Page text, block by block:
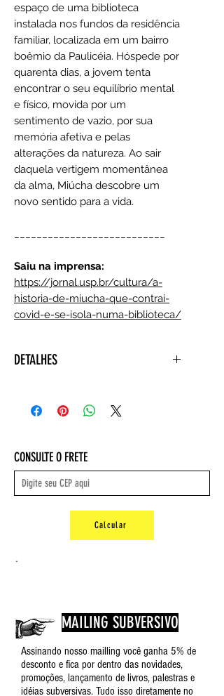
espaço de uma biblioteca
instalada nos fundos da residência
familiar, localizada em um bairro
boêmio da Paulicéia. Hóspede por
quarenta dias, a jovem tenta
encontrar o seu equilíbrio mental
e físico, movida por um
sentimento de vazio, por sua
memória afetiva e pelas
alterações da natureza. Ao sair
daquela vertigem momentânea
da alma, Miúcha descobre um
novo sentido para a vida.
Saiu na imprensa:
https://jornal.usp.br/cultura/a-
historia-de-miucha-que-contrai-
covid-e-se-isola-numa-biblioteca/
DETALHES
Ilustrações: Milena Issler
Editora ‏ : ‎ Intermeios e Companhia
Idioma ‏ : ‎ Português
Capa comum ‏ : ‎ 48 páginas
ISBN-10 ‏ : ‎ 658625535X
Dimensões ‏ : ‎ 23 x 16 x 0,4 cm
CONSULTE O FRETE
Calcular
.
MAILING SUBVERSIVO
Assinando nosso mailling você ganha 5% de
desconto e fica por dentro das novidades,
promoções, lançamento de livros, palestras e
idéias subversivas. Tudo isso diretamente no